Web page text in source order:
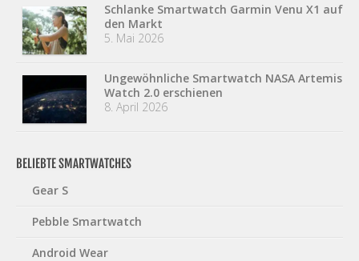
Schlanke Smartwatch Garmin Venu X1 auf
den Markt
5. Mai 2026
Ungewöhnliche Smartwatch NASA Artemis
Watch 2.0 erschienen
8. April 2026
BELIEBTE SMARTWATCHES
Gear S
Pebble Smartwatch
Android Wear